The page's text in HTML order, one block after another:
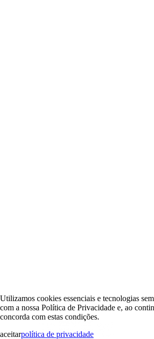
Utilizamos cookies essenciais e tecnologias
com a nossa Política de Privacidade e, ao
concorda com estas condições.
aceitarpolítica de privacidade